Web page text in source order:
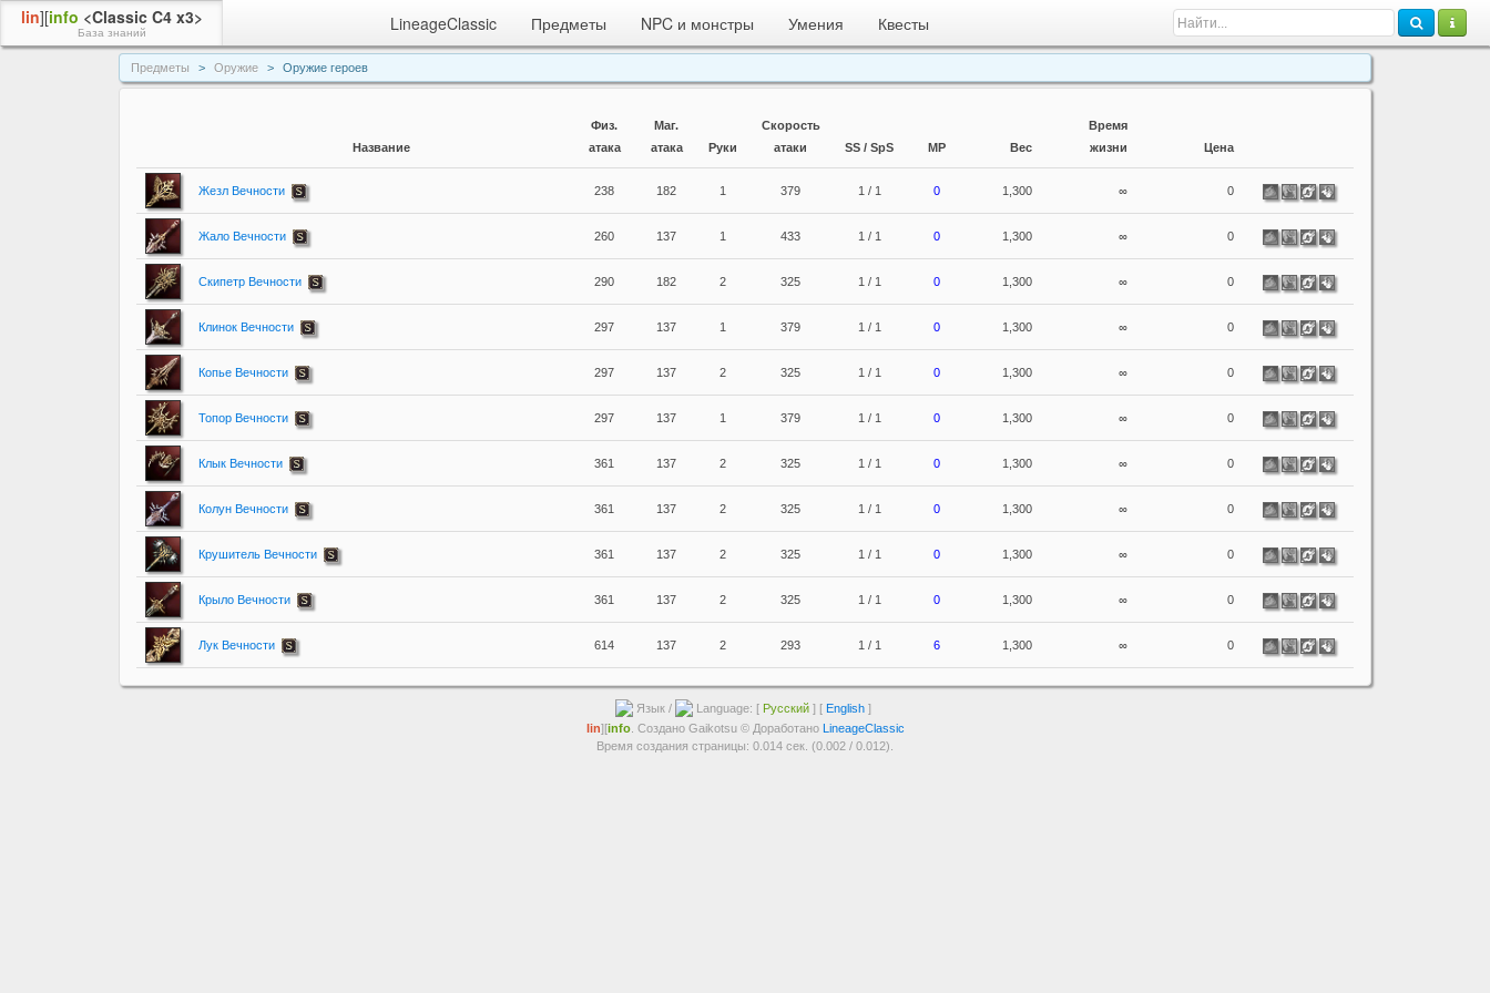
lin][info <Classic C4 x3>
База знаний LineageClassic Предметы NPC и монстры Умения Квесты
Предметы Оружие Оружие героев
Название
Физ.
атака
Маг.
атака
Руки
Скорость
атаки
SS / SpS MP Вес
Время
жизни
Цена
Жезл Вечности 238 182 1 379 1 / 1 0 1,300 ∞ 0
Жало Вечности 260 137 1 433 1 / 1 0 1,300 ∞ 0
Скипетр Вечности 290 182 2 325 1 / 1 0 1,300 ∞ 0
Клинок Вечности 297 137 1 379 1 / 1 0 1,300 ∞ 0
Копье Вечности 297 137 2 325 1 / 1 0 1,300 ∞ 0
Топор Вечности 297 137 1 379 1 / 1 0 1,300 ∞ 0
Клык Вечности 361 137 2 325 1 / 1 0 1,300 ∞ 0
Колун Вечности 361 137 2 325 1 / 1 0 1,300 ∞ 0
Крушитель Вечности 361 137 2 325 1 / 1 0 1,300 ∞ 0
Крыло Вечности 361 137 2 325 1 / 1 0 1,300 ∞ 0
Лук Вечности 614 137 2 293 1 / 1 6 1,300 ∞ 0
Язык / Language: [ Русский ] [ English ]
lin][info. Создано Gaikotsu © Доработано LineageClassic
Время создания страницы: 0.014 сек. (0.002 / 0.012).